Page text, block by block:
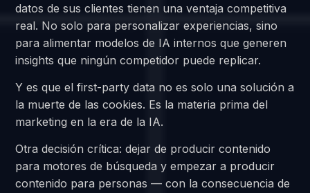
datos de sus clientes tienen una ventaja competitiva
real. No solo para personalizar experiencias, sino
para alimentar modelos de IA internos que generen
insights que ningún competidor puede replicar.
Y es que el first-party data no es solo una solución a
la muerte de las cookies. Es la materia prima del
marketing en la era de la IA.
Otra decisión crítica: dejar de producir contenido
para motores de búsqueda y empezar a producir
contenido para personas — con la consecuencia de